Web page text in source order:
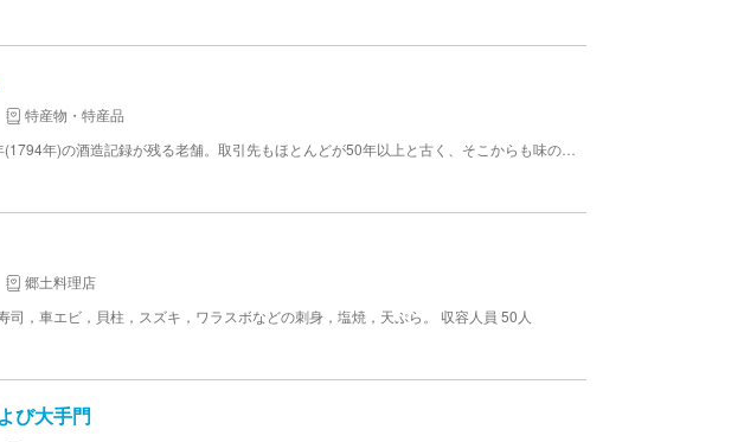
特産物・特産品
郷土料理店
司，車エビ，貝柱，スズキ，ワラスボなどの刺身，塩焼，天ぷら。 収容人員 50人
び大手門